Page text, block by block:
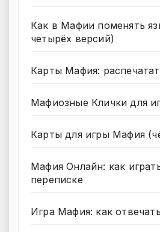
Как в Мафии поменять
четырёх версий)
Карты Мафия:
Мафиозные Клички для
Карты для игры Мафия
Мафия Онлайн: как
переписке
Игра Мафия: как